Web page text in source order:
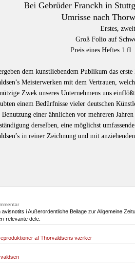
Bei Gebrüder Franckh in
Umrisse nach
Erstes,
Groß Folio auf
Preis eines Heftes 1
dem kunstliebendem Publikum das
Meisterwerken mit dem Vertrauen,
Zwek unseres Unternehmens uns
einem Bedürfnisse vieler deutschen
einer ähnlichen vor mehreren
derselben, eine möglichst
in reiner Zeichnung und mit
avisnotits i Außerordentliche Beilage zur Allgemeine
relevante dele.
af Thorvaldsens værker